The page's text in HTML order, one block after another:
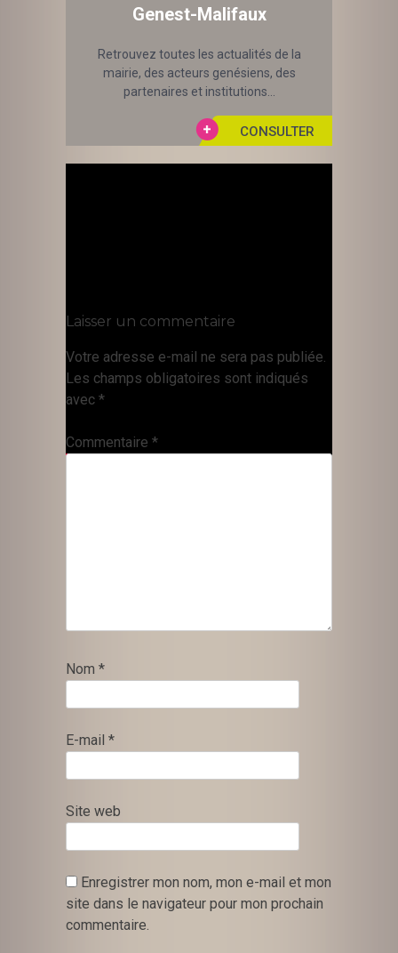
Genest-Malifaux
Retrouvez toutes les actualités de la
mairie, des acteurs genésiens, des
partenaires et institutions...
Laisser un commentaire
Votre adresse e-mail ne sera pas publiée.
Les champs obligatoires sont indiqués
avec *
Commentaire *
Nom *
E-mail *
Site web
Enregistrer mon nom, mon e-mail et mon
site dans le navigateur pour mon prochain
commentaire.